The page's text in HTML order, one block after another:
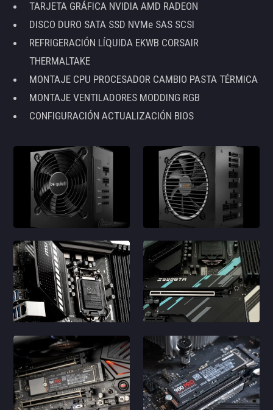
TARJETA GRÁFICA NVIDIA AMD RADEON
DISCO DURO SATA SSD NVMe SAS SCSI
REFRIGERACIÓN LÍQUIDA EKWB CORSAIR
THERMALTAKE
MONTAJE CPU PROCESADOR CAMBIO PASTA TÉRMICA
MONTAJE VENTILADORES MODDING RGB
CONFIGURACIÓN ACTUALIZACIÓN BIOS